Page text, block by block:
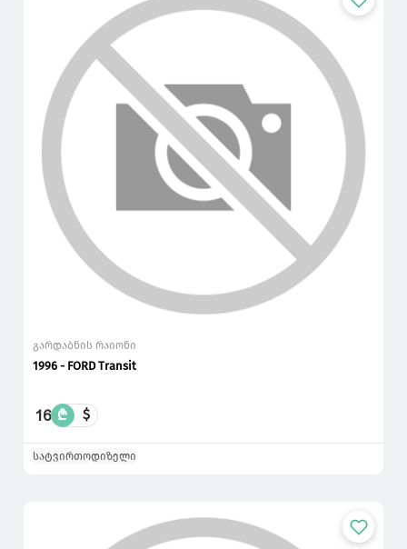
გარდაბნის რაიონი
1996 - FORD Transit
16 ₾ $
სატვირთოდიზელი